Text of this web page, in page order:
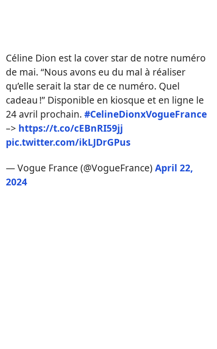
Céline Dion est la cover star de notre numéro
de mai. “Nous avons eu du mal à réaliser
qu’elle serait la star de ce numéro. Quel
cadeau !” Disponible en kiosque et en ligne le
24 avril prochain. #CelineDionxVogueFrance
–> https://t.co/cEBnRI59jj
pic.twitter.com/ikLJDrGPus
— Vogue France (@VogueFrance) April 22,
2024